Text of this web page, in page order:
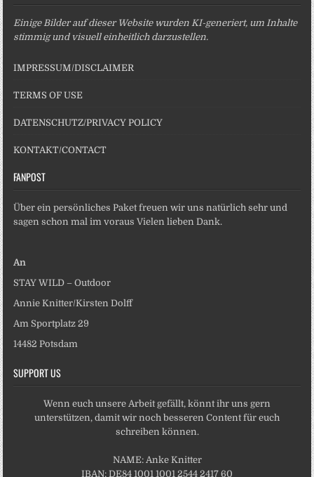
Einige Bilder auf dieser Website wurden KI-generiert, um Inhalte
stimmig und visuell einheitlich darzustellen.
IMPRESSUM/DISCLAIMER
TERMS OF USE
DATENSCHUTZ/PRIVACY POLICY
KONTAKT/CONTACT
FANPOST
Über ein persönliches Paket freuen wir uns natürlich sehr und
sagen schon mal im voraus Vielen lieben Dank.
An
STAY WILD – Outdoor
Annie Knitter/Kirsten Dolff
Am Sportplatz 29
14482 Potsdam
SUPPORT US
Wenn euch unsere Arbeit gefällt, könnt ihr uns gern
unterstützen, damit wir noch besseren Content für euch
schreiben können.
NAME: Anke Knitter
IBAN: DE84 1001 1001 2544 2417 60